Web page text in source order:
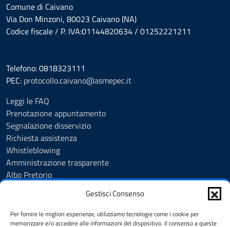
Gestisci Consenso
Per fornire le migliori esperienze, utilizziamo tecnologie come i cookie per
memorizzare e/o accedere alle informazioni del dispositivo. Il consenso a queste
Comune di Caivano
Via Don Minzoni, 80023 Caivano (NA)
Codice fiscale / P. IVA:01144820634 / 01252221211
Telefono: 0818323111
PEC: protocollo.caivano@asmepec.it
Leggi le FAQ
Prenotazione appuntamento
Segnalazione disservizio
Richiesta assistenza
Whistleblowing
Amministrazione trasparente
Albo Pretorio
Cookie Policy
Informativa privacy videosorveglianza urbana targhe